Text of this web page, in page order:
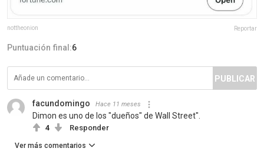
nottheonion Reportar
Puntuación final:6
PUBLICAR
facundomingo Hace 11 meses
Dimon es uno de los "dueños" de Wall Street".
4 Responder
Ver más comentarios